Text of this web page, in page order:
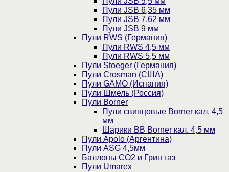
Пули JSB 6,35 мм
Пули JSB 7,62 мм
Пули JSB 9 мм
Пули RWS (Германия)
Пули RWS 4,5 мм
Пули RWS 5,5 мм
Пули Stoeger (Германия)
Пули Crosman (США)
Пули GAMO (Испания)
Пули Шмель (Россия)
Пули Borner
Пули свинцовые Borner кал. 4,5
мм
Шарики BB Borner кал. 4,5 мм
Пули Apolo (Аргентина)
Пули ASG 4,5мм
Баллоны CO2 и Грин газ
Пули Umarex